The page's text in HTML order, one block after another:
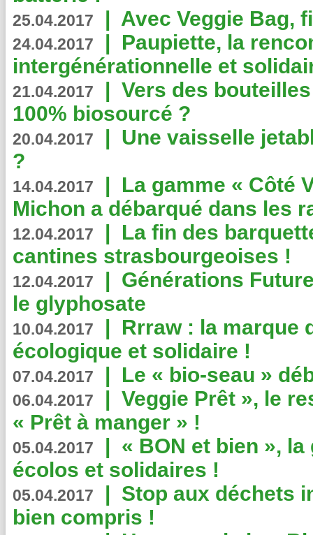
25.04.2017 | Avec Veggie Bag,
24.04.2017 | Paupiette, la
intergénérationnelle et
21.04.2017 | Vers des
100% biosourcé ?
20.04.2017 | Une vaisselle
?
14.04.2017 | La gamme « Côté
Michon a débarqué dans les
12.04.2017 | La fin des
cantines strasbourgeoises !
12.04.2017 | Générations
le glyphosate
10.04.2017 | Rrraw : la marque
écologique et solidaire !
07.04.2017 | Le « bio-seau »
06.04.2017 | Veggie Prêt », le
« Prêt à manger » !
05.04.2017 | « BON et bien »,
écolos et solidaires !
05.04.2017 | Stop aux déchets
bien compris !